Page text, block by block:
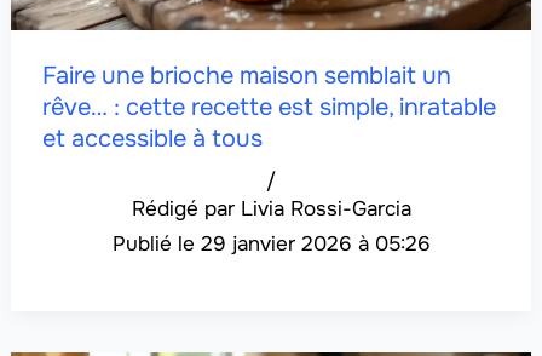
Faire une brioche maison semblait un
rêve… : cette recette est simple, inratable
et accessible à tous
Livia Rossi-Garcia
/
29 janvier 2026 à 05:26